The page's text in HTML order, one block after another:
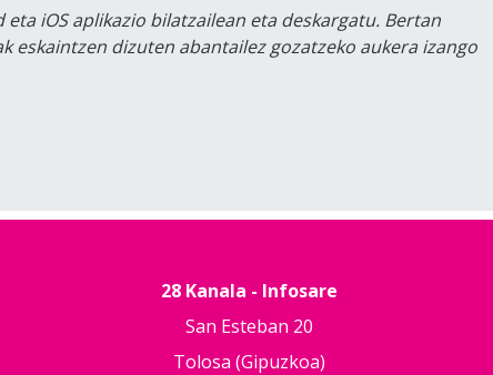
iOS aplikazio bilatzailean eta deskargatu. Bertan
eskaintzen dizuten abantailez gozatzeko aukera izango
28 Kanala - Infosare
San Esteban 20
Tolosa (Gipuzkoa)